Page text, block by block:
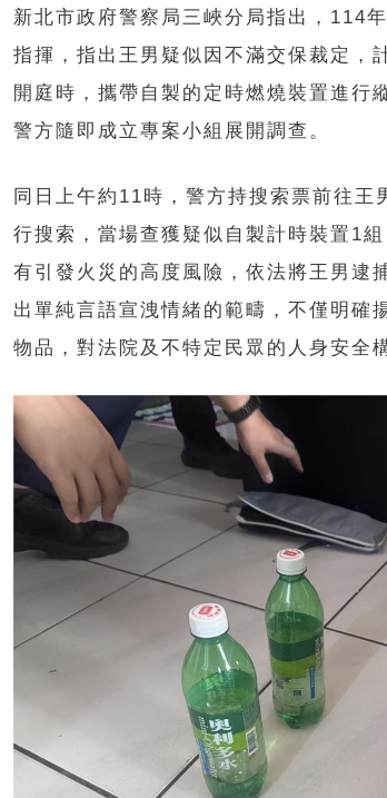
新北市政府警察局三峽分局指出，114
指揮，指出王男疑似因不滿交保裁定，
開庭時，攜帶自製的定時燃燒裝置進行
警方隨即成立專案小組展開調查。
同日上午約11時，警方持搜索票前往王
行搜索，當場查獲疑似自製計時裝置1
有引發火災的高度風險，依法將王男逮
出單純言語宣洩情緒的範疇，不僅明確
物品，對法院及不特定民眾的人身安全